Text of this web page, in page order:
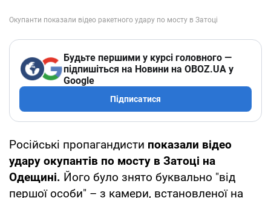
Будьте першими у курсі головного —
підпишіться на Новини на OBOZ.UA у
Google
Підписатися
Російські пропагандисти показали відео
удару окупантів по мосту в Затоці на
Одещині. Його було знято буквально "від
першої особи" – з камери, встановленої на